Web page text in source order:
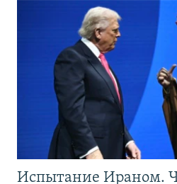
Испытание Ираном.